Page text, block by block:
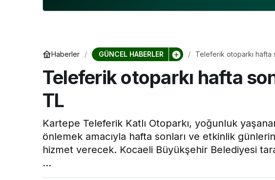
Haberler GÜNCEL HABERLER Teleferik otoparkı hafta
Teleferik otoparkı hafta
TL
Kartepe Teleferik Katlı Otoparkı, yoğunluk
önlemek amacıyla hafta sonları ve etkinlik
hizmet verecek. Kocaeli Büyükşehir Belediyesi
...